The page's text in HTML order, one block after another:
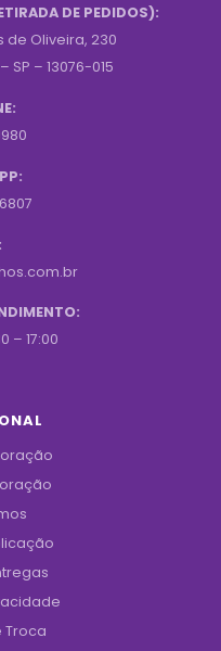
DE PEDIDOS):
de Oliveira, 230
– 13076-015
– 17:00
Troca